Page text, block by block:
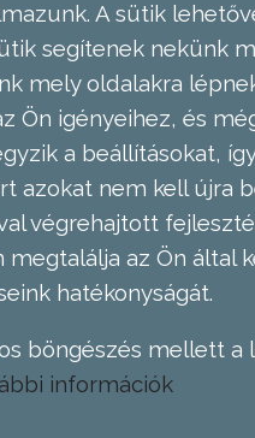
A sütik
segítenek nekünk
mely oldalakra
Ön igényeihez, és
a beállításokat,
azokat nem kell újra
végrehajtott
az Ön
hatékonyságát.
böngészés mellett
információk